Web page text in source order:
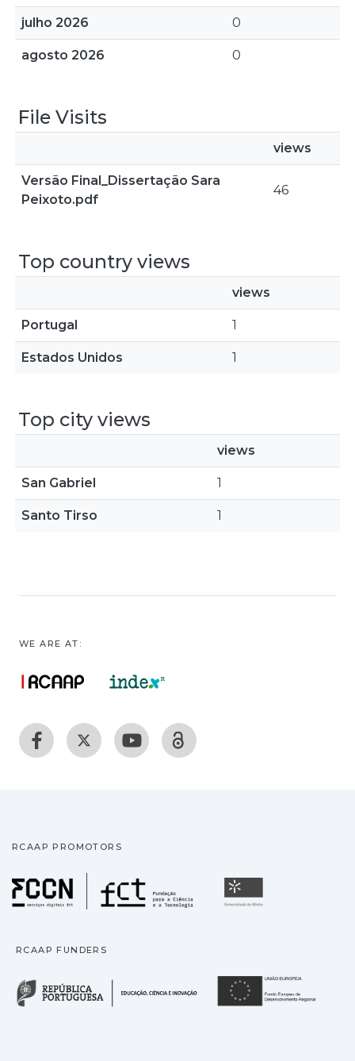
julho 2026 0
agosto 2026 0
File Visits
views
Versão Final_Dissertação Sara
Peixoto.pdf
46
Top country views
views
Portugal 1
Estados Unidos 1
Top city views
views
San Gabriel 1
Santo Tirso 1
WE ARE AT:
RCAAP PROMOTORS
Fundação para a
RCAAP FUNDERS
República Portuguesa